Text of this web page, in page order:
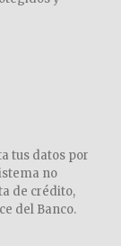
tus datos por
no
de crédito,
del Banco.